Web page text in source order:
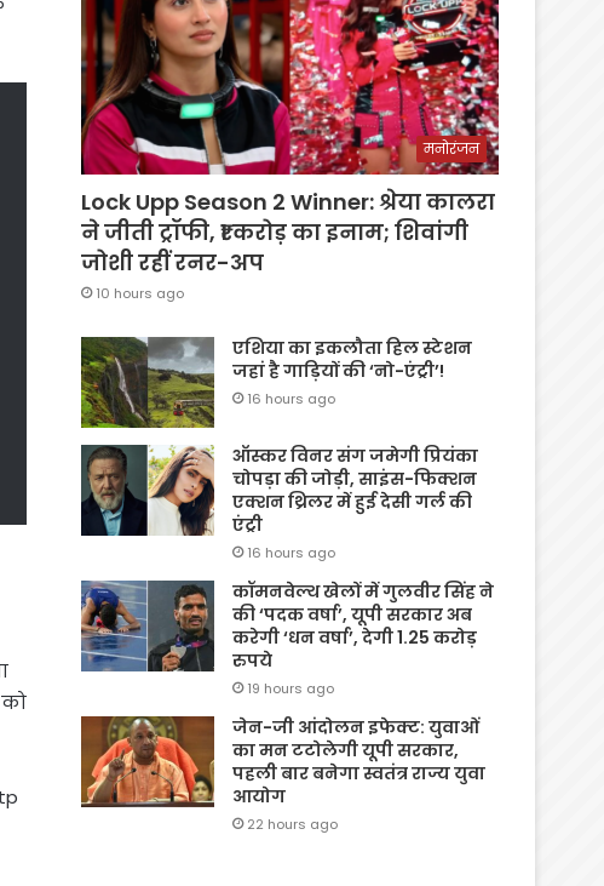
मनोरंजन
Lock Upp Season 2 Winner: श्रेया कालरा
ने जीती ट्रॉफी, ₹1 करोड़ का इनाम; शिवांगी
जोशी रहीं रनर-अप
10 hours ago
एशिया का इकलौता हिल स्टेशन
जहां है गाड़ियों की ‘नो-एंट्री’!
16 hours ago
ऑस्कर विनर संग जमेगी प्रियंका
चोपड़ा की जोड़ी, साइंस-फिक्शन
एक्शन थ्रिलर में हुई देसी गर्ल की
एंट्री
16 hours ago
कॉमनवेल्थ खेलों में गुलवीर सिंह ने
की ‘पदक वर्षा’, यूपी सरकार अब
करेगी ‘धन वर्षा’, देगी 1.25 करोड़
रुपये
19 hours ago
जेन-जी आंदोलन इफेक्ट: युवाओं
का मन टटोलेगी यूपी सरकार,
पहली बार बनेगा स्वतंत्र राज्य युवा
आयोग
22 hours ago